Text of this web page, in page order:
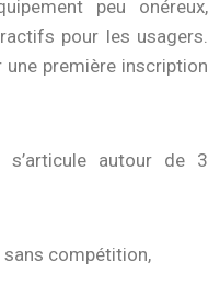
peu onéreux,
pour les usagers.
une première inscription
s’articule autour de 3
sans compétition,